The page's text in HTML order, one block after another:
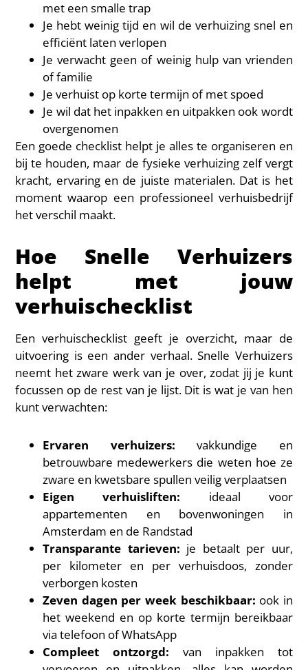
met een smalle trap
Je hebt weinig tijd en wil de verhuizing snel en
efficiënt laten verlopen
Je verwacht geen of weinig hulp van vrienden
of familie
Je verhuist op korte termijn of met spoed
Je wil dat het inpakken en uitpakken ook wordt
overgenomen
Een goede checklist helpt je alles te organiseren en
bij te houden, maar de fysieke verhuizing zelf vergt
kracht, ervaring en de juiste materialen. Dat is het
moment waarop een professioneel verhuisbedrijf
het verschil maakt.
Hoe Snelle Verhuizers
helpt met jouw
verhuischecklist
Een verhuischecklist geeft je overzicht, maar de
uitvoering is een ander verhaal. Snelle Verhuizers
neemt het zware werk van je over, zodat jij je kunt
focussen op de rest van je lijst. Dit is wat je van hen
kunt verwachten:
Ervaren verhuizers: vakkundige en
betrouwbare medewerkers die weten hoe ze
zware en kwetsbare spullen veilig verplaatsen
Eigen verhuisliften: ideaal voor
appartementen en bovenwoningen in
Amsterdam en de Randstad
Transparante tarieven: je betaalt per uur,
per kilometer en per verhuisdoos, zonder
verborgen kosten
Zeven dagen per week beschikbaar: ook in
het weekend en op korte termijn bereikbaar
via telefoon of WhatsApp
Compleet ontzorgd: van inpakken tot